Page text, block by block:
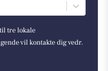
tre lokale
vil kontakte dig vedr.